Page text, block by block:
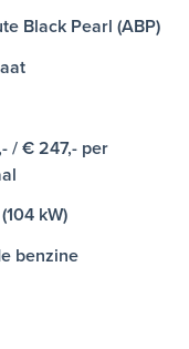
Black Pearl (ABP)
/ € 247,- per
kW)
benzine